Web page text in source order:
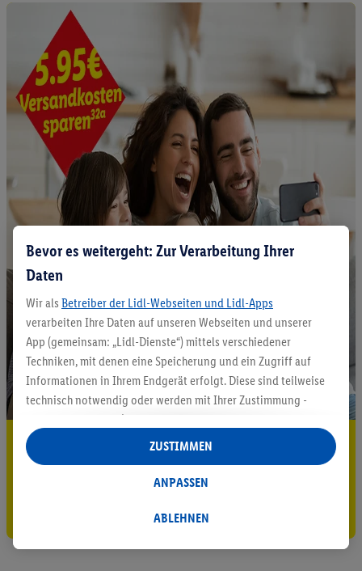
5.95 € Versand sparen³²ᵃ
Bevor es weitergeht: Zur Verarbeitung Ihrer
Daten
Wir als Betreiber der Lidl-Webseiten und Lidl-Apps
verarbeiten Ihre Daten auf unseren Webseiten und unserer
App (gemeinsam: „Lidl-Dienste“) mittels verschiedener
Techniken, mit denen eine Speicherung und ein Zugriff auf
Informationen in Ihrem Endgerät erfolgt. Diese sind teilweise
technisch notwendig oder werden mit Ihrer Zustimmung -
auch durch Partner (u.a.
Verantwortliche; im Zusammenhang mit dem IAB TCF
insgesamt
Statistik-Erstellung oder für personalisierte Werbung
Datenverarbeitungen für personalisierte Werbung werden
ABLEHNEN
ANPASSEN
ZUSTIMMEN